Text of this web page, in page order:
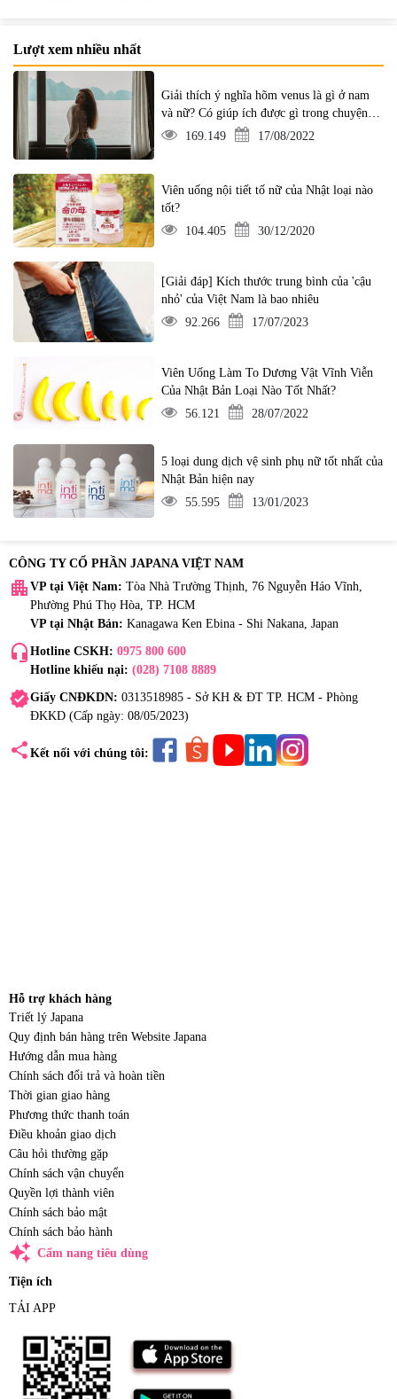
Lượt xem nhiều nhất
Giải thích ý nghĩa hõm venus là gì ở nam
và nữ? Có giúp ích được gì trong chuyện ấy
không?169.149 17/08/2022
Viên uống nội tiết tố nữ của Nhật loại nào
tốt?
104.405
30/12/2020
[Giải đáp] Kích thước trung bình của 'cậu
nhỏ' của Việt Nam là bao nhiêu
92.266
17/07/2023
Viên Uống Làm To Dương Vật Vĩnh Viễn
Của Nhật Bản Loại Nào Tốt Nhất?
56.121
28/07/2022
5 loại dung dịch vệ sinh phụ nữ tốt nhất của
Nhật Bản hiện nay
55.595
13/01/2023
CÔNG TY CỔ PHẦN JAPANA VIỆT NAM
apartment VP tại Việt Nam: Tòa Nhà Trường Thịnh, 76 Nguyễn Háo Vĩnh,
Phường Phú Thọ Hòa, TP. HCM
VP tại Nhật Bản: Kanagawa Ken Ebina - Shi Nakana, Japan
headset_mic Hotline CSKH: 0975 800 600
Hotline khiếu nại: (028) 7108 8889
verifiedGiấy CNĐKDN: 0313518985 - Sở KH & ĐT TP. HCM - Phòng
ĐKKD (Cấp ngày: 08/05/2023)
share Kết nối với chúng tôi:
Hỗ trợ khách hàng
Triết lý Japana
Quy định bán hàng trên Website Japana
Hướng dẫn mua hàng
Chính sách đổi trả và hoàn tiền
Thời gian giao hàng
Phương thức thanh toán
Điều khoản giao dịch
Câu hỏi thường gặp
Chính sách vận chuyển
Quyền lợi thành viên
Chính sách bảo mật
Chính sách bảo hành
auto_awesome Cẩm nang tiêu dùng
Tiện ích
TẢI APP